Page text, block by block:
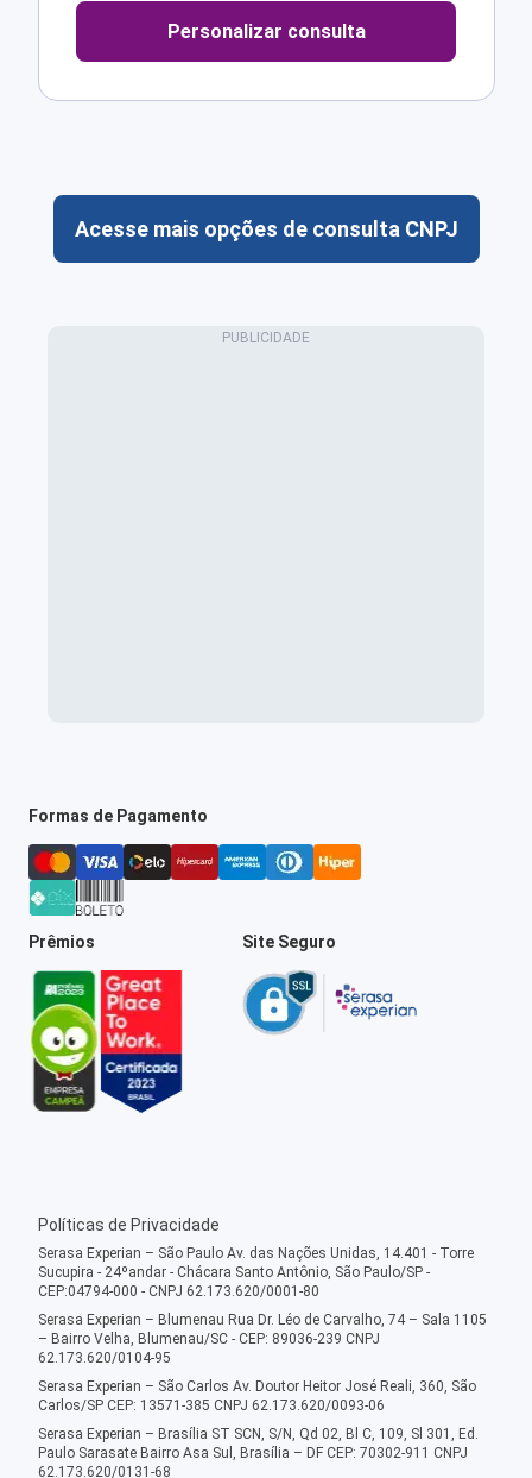
Personalizar consulta
Acesse mais opções de consulta CNPJ
Formas de Pagamento
Prêmios Site Seguro
Políticas de Privacidade
Serasa Experian – São Paulo Av. das Nações Unidas, 14.401 - Torre
Sucupira - 24ºandar - Chácara Santo Antônio, São Paulo/SP -
CEP:04794-000 - CNPJ 62.173.620/0001-80
Serasa Experian – Blumenau Rua Dr. Léo de Carvalho, 74 – Sala 1105
– Bairro Velha, Blumenau/SC - CEP: 89036-239 CNPJ
62.173.620/0104-95
Serasa Experian – São Carlos Av. Doutor Heitor José Reali, 360, São
Carlos/SP CEP: 13571-385 CNPJ 62.173.620/0093-06
Serasa Experian – Brasília ST SCN, S/N, Qd 02, Bl C, 109, Sl 301, Ed.
Paulo Sarasate Bairro Asa Sul, Brasília – DF CEP: 70302-911 CNPJ
62.173.620/0131-68